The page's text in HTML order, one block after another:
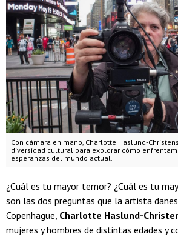
Con cámara en mano, Charlotte Haslund-
diversidad cultural para explorar cómo
esperanzas del mundo actual.
¿Cuál es tu mayor temor? ¿Cuál es tu
son las dos preguntas que la artista
Copenhague, Charlotte Haslund-
mujeres y hombres de distintas edades y